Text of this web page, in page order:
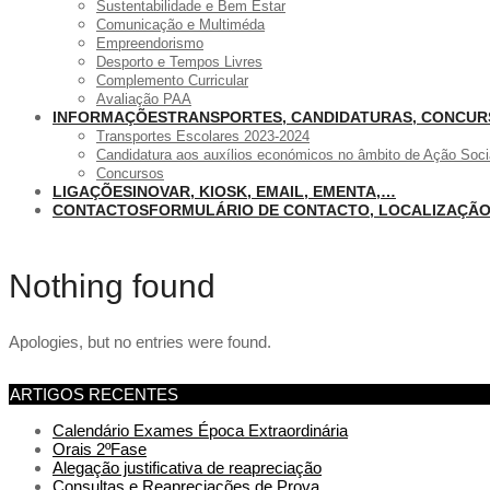
Sustentabilidade e Bem Estar
Comunicação e Multiméda
Empreendorismo
Desporto e Tempos Livres
Complemento Curricular
Avaliação PAA
INFORMAÇÕESTRANSPORTES, CANDIDATURAS,
Transportes Escolares 2023-2024
Candidatura aos auxílios económicos no âmbito de Ação
Concursos
LIGAÇÕESINOVAR, KIOSK, EMAIL, EMENTA,…
CONTACTOSFORMULÁRIO DE CONTACTO, LOCALIZAÇÃO
Nothing found
Apologies, but no entries were found.
ARTIGOS RECENTES
Calendário Exames Época Extraordinária
Orais 2ºFase
Alegação justificativa de reapreciação
Consultas e Reapreciações de Prova